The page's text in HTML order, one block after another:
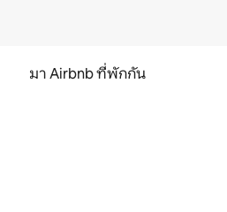
มา Airbnb ที่พักกัน